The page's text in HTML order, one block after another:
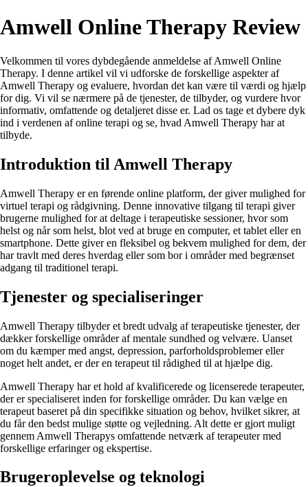
Amwell Online Therapy Review
Velkommen til vores dybdegående anmeldelse af Amwell Online
Therapy. I denne artikel vil vi udforske de forskellige aspekter af
Amwell Therapy og evaluere, hvordan det kan være til værdi og hjælp
for dig. Vi vil se nærmere på de tjenester, de tilbyder, og vurdere hvor
informativ, omfattende og detaljeret disse er. Lad os tage et dybere dyk
ind i verdenen af online terapi og se, hvad Amwell Therapy har at
tilbyde.
Introduktion til Amwell Therapy
Amwell Therapy er en førende online platform, der giver mulighed for
virtuel terapi og rådgivning. Denne innovative tilgang til terapi giver
brugerne mulighed for at deltage i terapeutiske sessioner, hvor som
helst og når som helst, blot ved at bruge en computer, et tablet eller en
smartphone. Dette giver en fleksibel og bekvem mulighed for dem, der
har travlt med deres hverdag eller som bor i områder med begrænset
adgang til traditionel terapi.
Tjenester og specialiseringer
Amwell Therapy tilbyder et bredt udvalg af terapeutiske tjenester, der
dækker forskellige områder af mentale sundhed og velvære. Uanset
om du kæmper med angst, depression, parforholdsproblemer eller
noget helt andet, er der en terapeut til rådighed til at hjælpe dig.
Amwell Therapy har et hold af kvalificerede og licenserede terapeuter,
der er specialiseret inden for forskellige områder. Du kan vælge en
terapeut baseret på din specifikke situation og behov, hvilket sikrer, at
du får den bedst mulige støtte og vejledning. Alt dette er gjort muligt
gennem Amwell Therapys omfattende netværk af terapeuter med
forskellige erfaringer og ekspertise.
Brugeroplevelse og teknologi